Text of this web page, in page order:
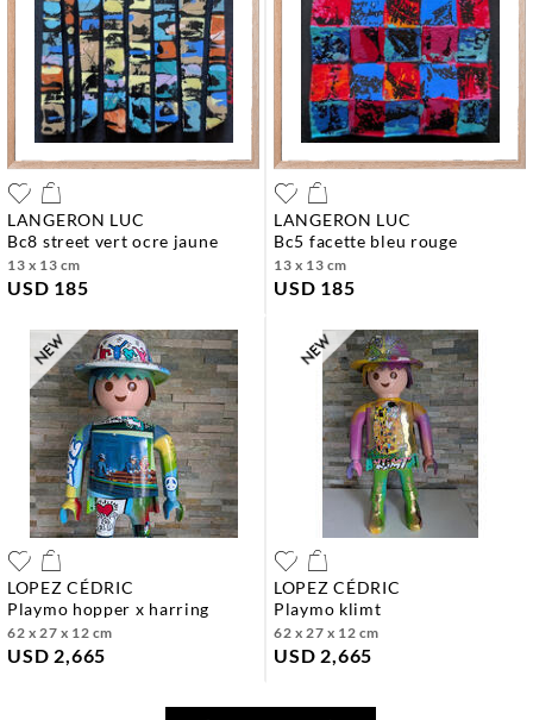
LANGERON LUC
bc8 street vert ocre jaune
13 x 13 cm
USD 185
LANGERON LUC
bc5 facette bleu rouge
13 x 13 cm
USD 185
LOPEZ CÉDRIC
playmo hopper x harring
62 x 27 x 12 cm
USD 2,665
LOPEZ CÉDRIC
playmo klimt
62 x 27 x 12 cm
USD 2,665